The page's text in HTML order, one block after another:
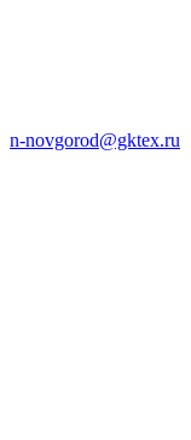
n-novgorod@gktex.ru